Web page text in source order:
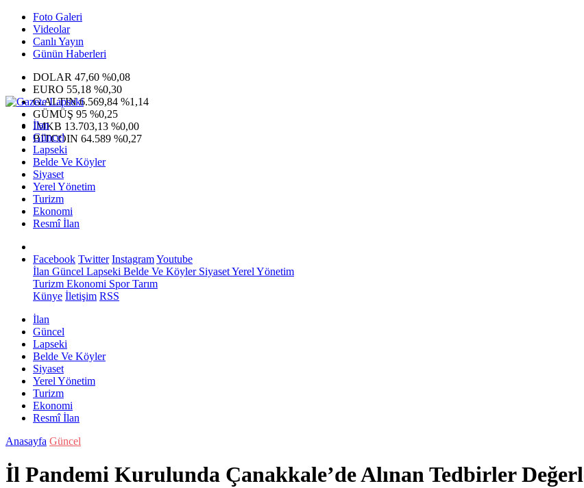
Foto Galeri
Videolar
Canlı Yayın
Günün Haberleri
DOLAR 47,60 %0,08
EURO 55,18 %0,30
G.ALTIN6.569,84 %1,14
GÜMÜŞ 95 %0,25
IMKB 13.703,13 %0,00
BITCOIN 64.589 %0,27
İlan
Güncel
Lapseki
Belde Ve Köyler
Siyaset
Yerel Yönetim
Turizm
Ekonomi
Resmî İlan
Facebook Twitter InstagramYoutube
İlan Güncel Lapseki Belde Ve KöylerSiyasetYerel Yönetim
Turizm Ekonomi SporTarım
Künye İletişim RSS
İlan
Güncel
Lapseki
Belde Ve Köyler
Siyaset
Yerel Yönetim
Turizm
Ekonomi
Resmî İlan
Anasayfa Güncel
İl Pandemi Kurulunda Çanakkale’de Alınan Tedbirler